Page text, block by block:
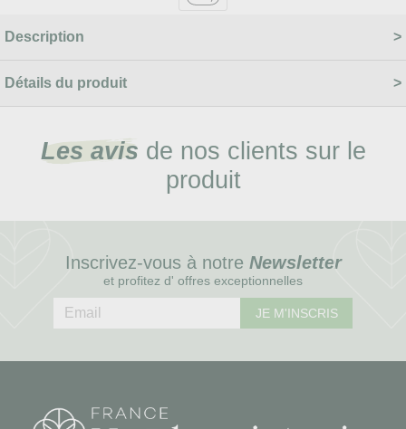
Description
Détails du produit
Les avis de nos clients sur le
produit
Inscrivez-vous à notre Newsletter
et profitez d' offres exceptionnelles
JE M'INSCRIS